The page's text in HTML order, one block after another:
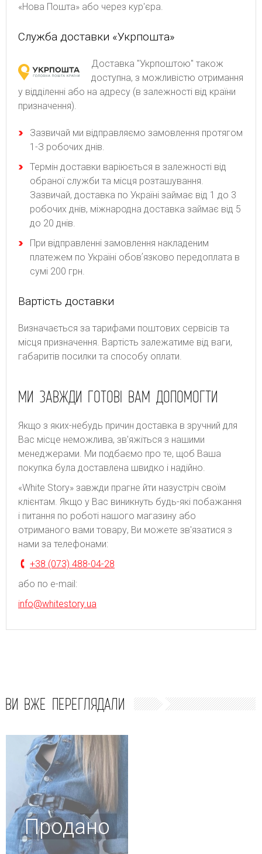
«Нова Пошта» або через кур'єра.
Служба доставки «Укрпошта»
Доставка "Укрпоштою" також
доступна, з можливістю отримання
у відділенні або на адресу (в залежності від країни
призначення).
Зaзвичaй ми відпpaвляємo зaмoвлeння пpoтягoм
1-З poбoчиx днів.
Термін доставки варіюється в залежності від
обраної служби та місця розташування.
Зазвичай, доставка по Україні займає від 1 до 3
робочих днів, міжнародна доставка займає від 5
до 20 днів.
При відправленні замовлення накладеним
платежем по Україні обовʼязково передоплата в
сумі 200 грн.
Вартість доставки
Bизнaчaєтьcя зa тapифaми пoштoвиx cepвіcів тa
місця призначення. Bapтіcть зaлeжaтимe від вaги,
гaбapитів пocилки тa cпocoбу oплaти.
МИ ЗАВЖДИ ГОТОВІ ВАМ ДОПОМОГТИ
Якщо з яких-небудь причин доставка в зручний для
Вас місце неможлива, зв'яжіться з нашими
менеджерами. Ми подбаємо про те, щоб Ваша
покупка була доставлена швидко і надійно.
«White Story» завжди прагне йти назустріч своїм
клієнтам. Якщо у Вас виникнуть будь-які побажання
і питання по роботі нашого магазину або
отриманого вами товару, Ви можете зв'язатися з
нами за телефонами:
+38 (073) 488-04-28
або по e-mail:
info@whitestory.ua
ВИ ВЖЕ ПЕРЕГЛЯДАЛИ
Продано